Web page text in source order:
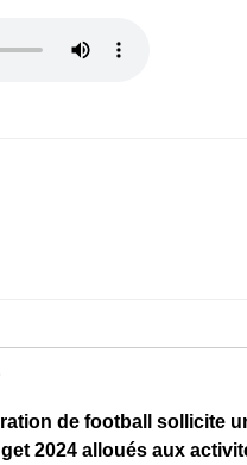
de football sollicite
2024 alloués aux